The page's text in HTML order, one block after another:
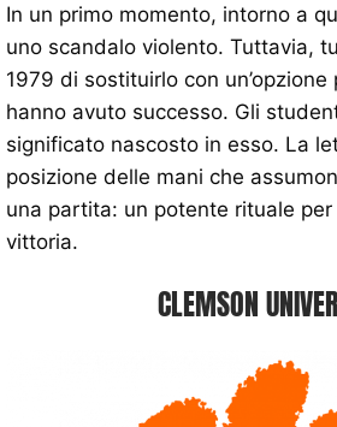
In un primo momento, intorno a
uno scandalo violento. Tuttavia,
1979 di sostituirlo con un’opzione
hanno avuto successo. Gli
significato nascosto in esso. La
posizione delle mani che
una partita: un potente rituale per
vittoria.
CLEMSON